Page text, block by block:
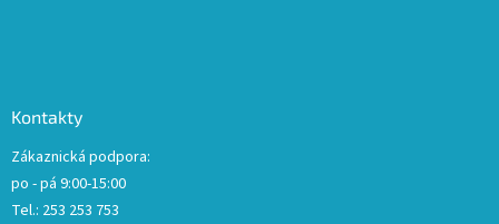
Kontakty
Zákaznická podpora:
po - pá 9:00-15:00
Tel.: 253 253 753